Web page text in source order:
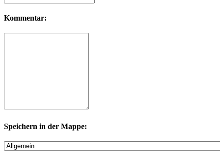
Kommentar:
Speichern in der Mappe: